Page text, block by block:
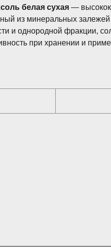
белая сухая —
из минеральных залежей
и однородной фракции,
при хранении и